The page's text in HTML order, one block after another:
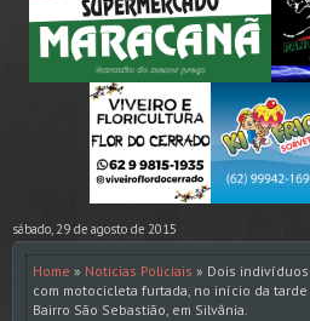
sábado, 29 de agosto de 2015
Home » Noticias Policiais » Dois
com motocicleta furtada, no início da
Bairro São Sebastião, em Silvânia.